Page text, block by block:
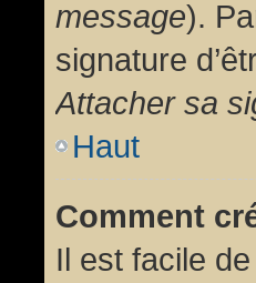
message).
signature
Attacher sa
Haut
Comment
Il est facile